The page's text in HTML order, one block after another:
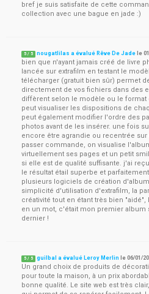
bref je suis satisfaite de cette
collection avec une bague en jade :)
5 / 5 nougatlilas a évalué Rêve De Jade le
bien que n'ayant jamais créé de livre
lancée sur extrafilm en testant le
télécharger (gratuit bien sûr) permet
directement de vos fichiers dans des
diffèrent selon le modèle ou le
peut visualiser les dispositions de
peut également modifier l'ordre des
photos avant de les insérer. une fois
encore être agrandie ou recentrée
passer commande, on visualise
virtuellement ses pages et un petit
si elle est de qualité suffisante. j'ai
le résultat étail superbe et
plusieurs logiciels de création
simplicité d'utilisation d'extrafilm, la
créativité tout en étant très bien
en un mot, c'était mon premier album
dernier !
5 / 5 guilbal a évalué Leroy Merlin le06/01/
Un grand choix de produits de
pour toute la maison, à un prix
bonne qualité. Le site web est très